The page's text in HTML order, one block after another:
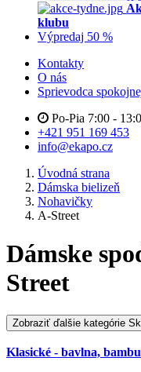
klubu
Výpredaj 50 %
Kontakty
O nás
Sprievodca
Po-Pia 7:00 -
+421 951 169 453
info@ekapo.cz
Úvodná strana
Dámska bielizeň
Nohavičky
A-Street
Dámske
Street
Zobraziť ďalšie kategórie
Klasické - bavlna,